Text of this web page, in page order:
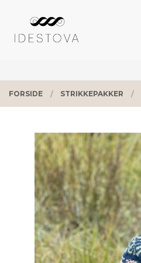
innholdet
PRODUKTER
FORSIDE STRIKKEPAKKER